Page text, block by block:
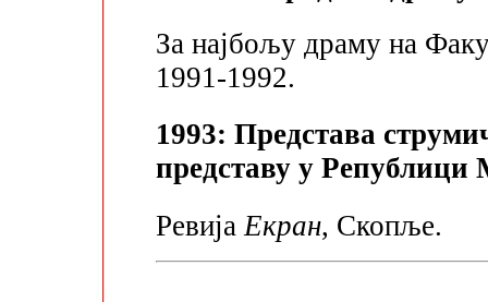
За најбољу драму на
1991-1992.
1993: Представа
представу у Републици
Ревија Екран, Скопље.